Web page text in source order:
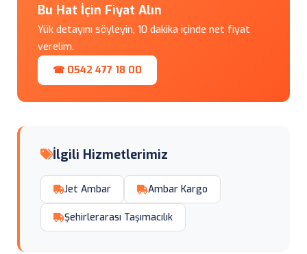
Bu Hat İçin Fiyat Alın
Yük detayını söyleyin, 10 dakika içinde net fiyat
verelim.
☎ 0542 477 18 00
İlgili Hizmetlerimiz
Jet Ambar Ambar Kargo
Şehirlerarası Taşımacılık